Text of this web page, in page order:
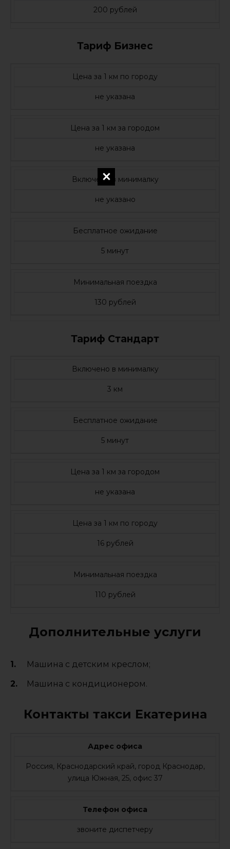
200 рублей
Тариф Бизнес
Цена за 1 км по городу
не указана
Цена за 1 км за городом
не указана
Включено в минималку
не указано
Бесплатное ожидание
5 минут
Минимальная поездка
130 рублей
Тариф Стандарт
Включено в минималку
3 км
Бесплатное ожидание
5 минут
Цена за 1 км за городом
не указана
Цена за 1 км по городу
16 рублей
Минимальная поездка
110 рублей
Дополнительные услуги
Машина с детским креслом;
Машина с кондиционером.
Контакты такси Екатерина
Адрес офиса
Россия, Краснодарский край, город Краснодар,
улица Южная, 25, офис 37
Телефон офиса
звоните диспетчеру